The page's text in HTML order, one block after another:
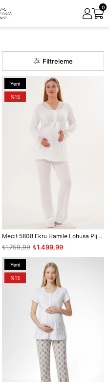
0
Filtreleme
Mecit 5808 Ekru Hamile Lohusa Pijama Takımı
₺1.499,99
₺1.759,99
Yeni
Ürün
%15
Yeni
Ürün
%15